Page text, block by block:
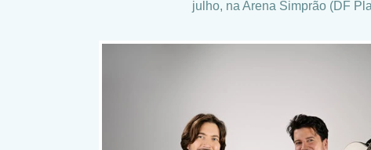
julho, na Arena Simprão (DF